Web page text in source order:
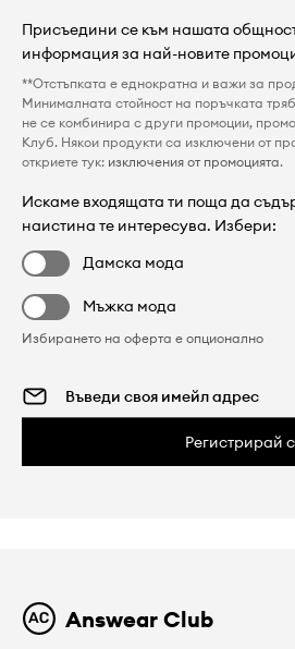
Присъедини се към нашата
информация за най-новите
**Отстъпката е еднократна и важи за
Минималната стойност на поръчката
не се комбинира с други промоции,
Клуб. Някои продукти са изключени от
откриете тук: изключения от промоцията.
Искаме входящата ти поща да
наистина те интересува. Избери:
Дамска мода
Мъжка мода
Избирането на оферта е опционално
Регистрирай
Answear Club